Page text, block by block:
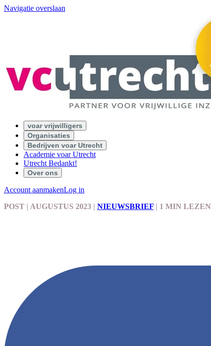
Navigatie overslaan
voar vrijwilligers
Organisaties
Bedrijven voar Utrecht
Academie voar Utrecht
Utrecht Bedankt!
Over ons
Account aanmakenLog in
POST | AUGUSTUS 2023 | NIEUWSBRIEF | 1 MIN LEZEN